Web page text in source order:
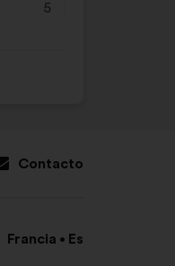
5
Contacto
Francia • Es